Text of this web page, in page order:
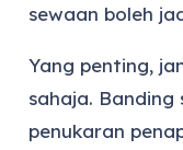
sewaan boleh
Yang penting,
sahaja. Banding
penukaran